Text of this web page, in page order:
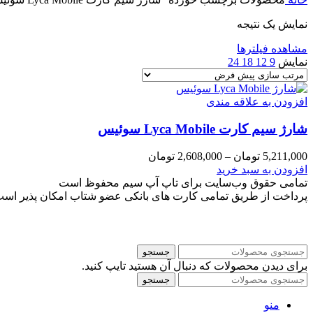
نمایش یک نتیجه
مشاهده فیلترها
نمایش 9
12
18
24
افزودن به علاقه مندی
شارژ سیم کارت Lyca Mobile سوئیس
5,211,000 تومان –
2,608,000 تومان
2,608,000 تومان
through
افزودن به سبد خرید
محصول
دارای
باشد.
گزینه
ها
ممکن
تمامی حقوق وب‌سایت برای تاپ آپ سیم محفوظ است
پرداخت از طریق تمامی کارت های بانکی عضو شتاب امکان پذیر
جستجو
برای دیدن محصولات که دنبال آن هستید تایپ کنید.
جستجو
منو